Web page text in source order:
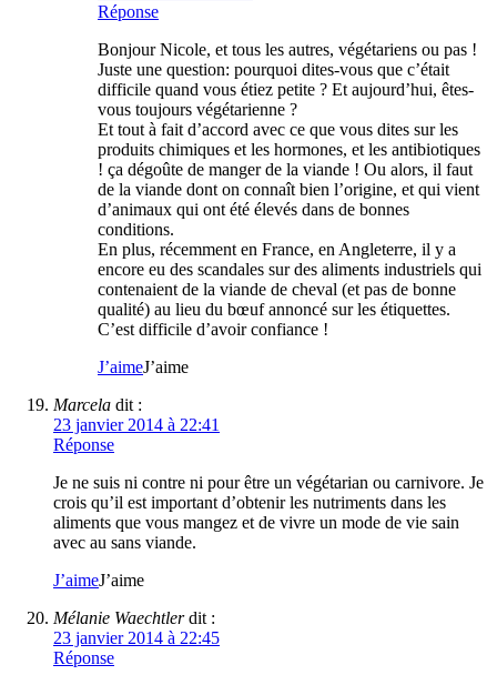
Réponse
Bonjour Nicole, et tous les autres, végétariens ou pas !
Juste une question: pourquoi dites-vous que c’était
difficile quand vous étiez petite ? Et aujourd’hui, êtes-
vous toujours végétarienne ?
Et tout à fait d’accord avec ce que vous dites sur les
produits chimiques et les hormones, et les antibiotiques
! ça dégoûte de manger de la viande ! Ou alors, il faut
de la viande dont on connaît bien l’origine, et qui vient
d’animaux qui ont été élevés dans de bonnes
conditions.
En plus, récemment en France, en Angleterre, il y a
encore eu des scandales sur des aliments industriels qui
contenaient de la viande de cheval (et pas de bonne
qualité) au lieu du bœuf annoncé sur les étiquettes.
C’est difficile d’avoir confiance !
J’aimeJ’aime
Marcela dit :
23 janvier 2014 à 22:41
Réponse
Je ne suis ni contre ni pour être un végétarian ou carnivore. Je
crois qu’il est important d’obtenir les nutriments dans les
aliments que vous mangez et de vivre un mode de vie sain
avec au sans viande.
J’aimeJ’aime
Mélanie Waechtler dit :
23 janvier 2014 à 22:45
Réponse